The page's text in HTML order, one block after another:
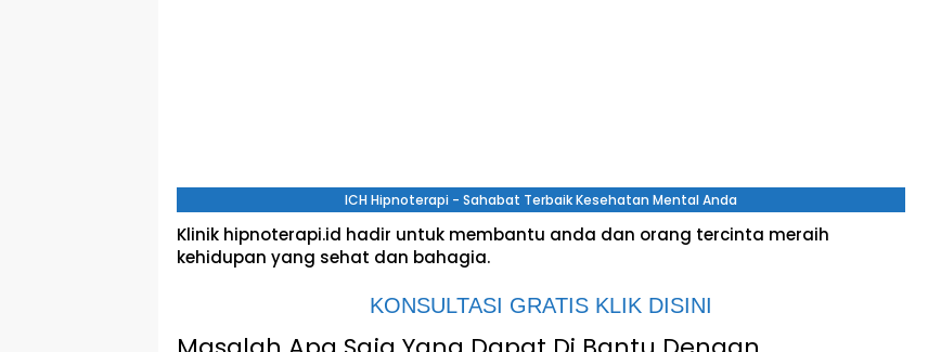
ICH Hipnoterapi - Sahabat Terbaik Kesehatan Mental Anda
Klinik hipnoterapi.id hadir untuk membantu anda dan orang tercinta meraih
kehidupan yang sehat dan bahagia.
KONSULTASI GRATIS KLIK DISINI